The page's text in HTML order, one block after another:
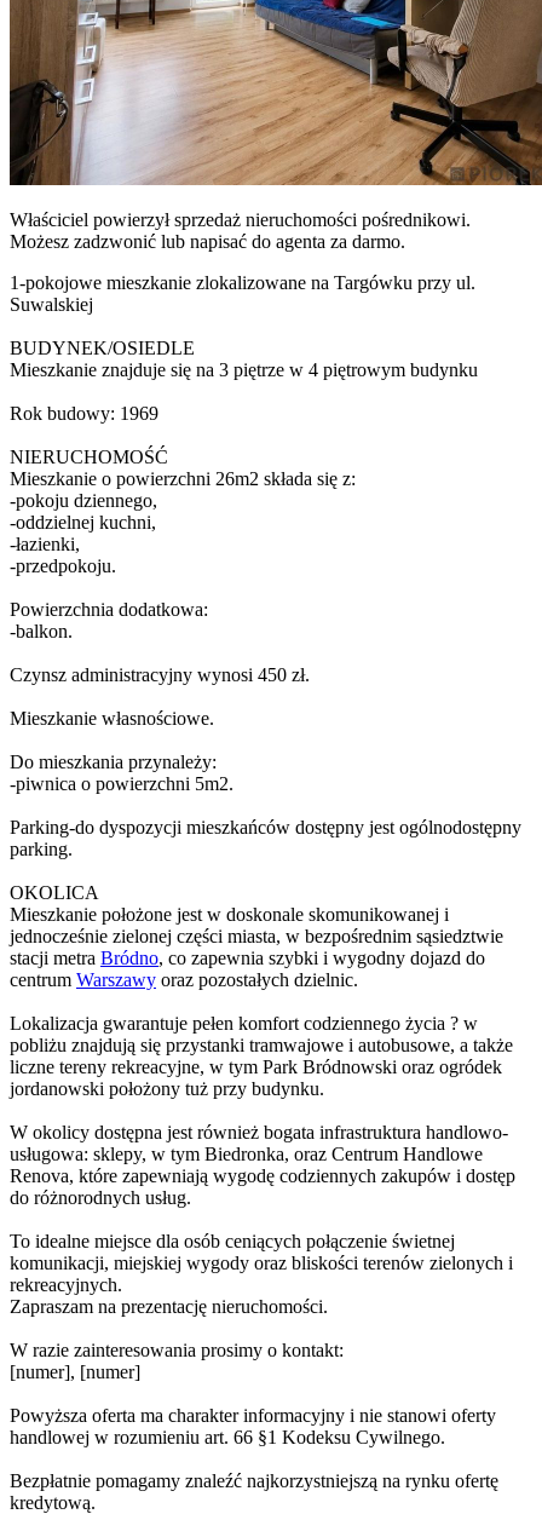
Właściciel powierzył sprzedaż nieruchomości pośrednikowi.
Możesz zadzwonić lub napisać do agenta za darmo.
1-pokojowe mieszkanie zlokalizowane na Targówku przy ul.
Suwalskiej
BUDYNEK/OSIEDLE
Mieszkanie znajduje się na 3 piętrze w 4 piętrowym budynku
Rok budowy: 1969
NIERUCHOMOŚĆ
Mieszkanie o powierzchni 26m2 składa się z:
-pokoju dziennego,
-oddzielnej kuchni,
-łazienki,
-przedpokoju.
Powierzchnia dodatkowa:
-balkon.
Czynsz administracyjny wynosi 450 zł.
Mieszkanie własnościowe.
Do mieszkania przynależy:
-piwnica o powierzchni 5m2.
Parking-do dyspozycji mieszkańców dostępny jest ogólnodostępny
parking.
OKOLICA
Mieszkanie położone jest w doskonale skomunikowanej i
jednocześnie zielonej części miasta, w bezpośrednim sąsiedztwie
stacji metra Bródno, co zapewnia szybki i wygodny dojazd do
centrum Warszawy oraz pozostałych dzielnic.
Lokalizacja gwarantuje pełen komfort codziennego życia ? w
pobliżu znajdują się przystanki tramwajowe i autobusowe, a także
liczne tereny rekreacyjne, w tym Park Bródnowski oraz ogródek
jordanowski położony tuż przy budynku.
W okolicy dostępna jest również bogata infrastruktura handlowo-
usługowa: sklepy, w tym Biedronka, oraz Centrum Handlowe
Renova, które zapewniają wygodę codziennych zakupów i dostęp
do różnorodnych usług.
To idealne miejsce dla osób ceniących połączenie świetnej
komunikacji, miejskiej wygody oraz bliskości terenów zielonych i
rekreacyjnych.
Zapraszam na prezentację nieruchomości.
W razie zainteresowania prosimy o kontakt:
[numer], [numer]
Powyższa oferta ma charakter informacyjny i nie stanowi oferty
handlowej w rozumieniu art. 66 §1 Kodeksu Cywilnego.
Bezpłatnie pomagamy znaleźć najkorzystniejszą na rynku ofertę
kredytową.